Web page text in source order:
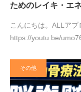
ためのレイキ・エ
こんにちは。ALLアプ
https://youtu.be/
その他